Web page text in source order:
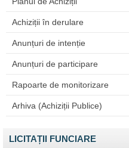
Achiziții în derulare
Anunțuri de intenție
Anunțuri de participare
Rapoarte de monitorizare
Arhiva (Achiziții Publice)
LICITAȚII FUNCIARE